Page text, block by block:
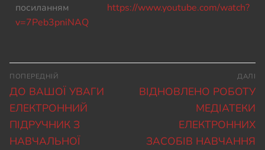
посиланням https://www.youtube.com/watch?
v=7Peb3pniNAQ
ПОПЕРЕДНІЙ
ДО ВАШОЇ УВАГИ
ЕЛЕКТРОННИЙ
ПІДРУЧНИК З
НАВЧАЛЬНОЇ
ДАЛІ
ВІДНОВЛЕНО РОБОТУ
МЕДІАТЕКИ
ЕЛЕКТРОННИХ
ЗАСОБІВ НАВЧАННЯ